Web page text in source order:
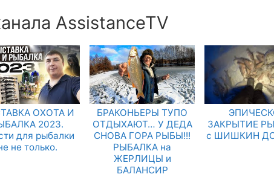
AssistanceTV
ОХОТА И
2023.
для рыбалки
не только.
БРАКОНЬЕРЫ ТУПО
ОТДЫХАЮТ… У ДЕДА
СНОВА ГОРА РЫБЫ!!!
РЫБАЛКА на
ЖЕРЛИЦЫ и
БАЛАНСИР
ЗАКРЫТИЕ
с ШИШКИН